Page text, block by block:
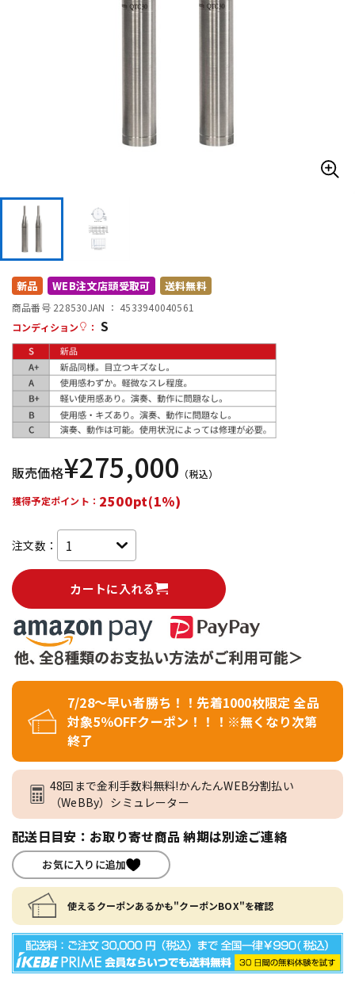
エフェクター
DTM オンライン納品
配信/ライブ機器
中古 ヴィンテージ
新品 WEB注文店頭受取可 送料無料
商品番号 228530JAN ： 4533940040561
コンディション
： S
販売価格¥275,000 （税込）
獲得予定ポイント： 2500pt(1%)
注文数：
カートに入れる
7/28～早い者勝ち！！先着1000枚限定 全品
対象5％OFFクーポン！！！※無くなり次第
終了
48回まで金利手数料無料!かんたんWEB分割払い
（WeBBy）シミュレーター
配送日目安：お取り寄せ商品 納期は別途ご連絡
お気に入りに追加
使えるクーポンあるかも"クーポンBOX"を確認